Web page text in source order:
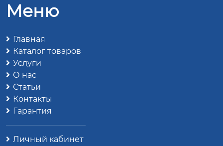
Меню
Главная
Каталог товаров
Услуги
О нас
Статьи
Контакты
Гарантия
Личный кабинет